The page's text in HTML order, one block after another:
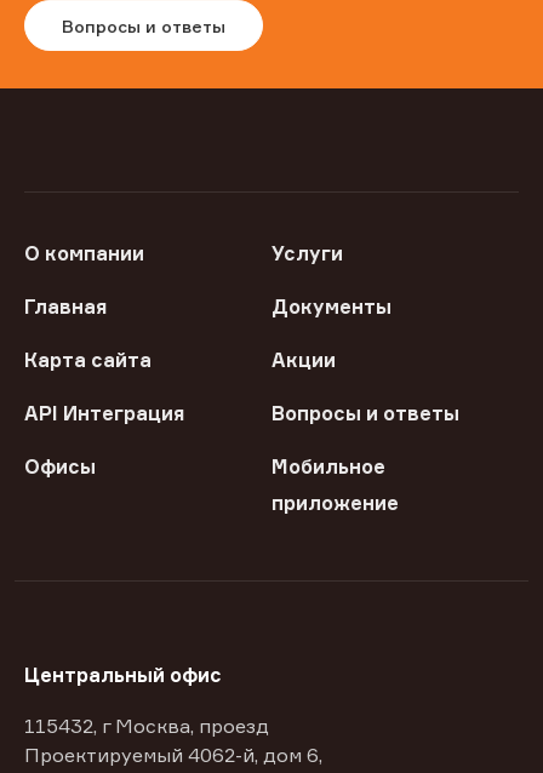
Вопросы и ответы
О компании Услуги
Главная Документы
Карта сайта Акции
API Интеграция Вопросы и ответы
Офисы
Мобильное
приложение
Центральный офис
115432, г Москва, проезд
Проектируемый 4062-й, дом 6,